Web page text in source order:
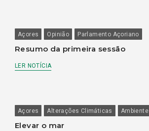
Açores Opinião Parlamento Açoriano
Resumo da primeira sessão
LER NOTÍCIA
Açores Alterações Climáticas Ambiente
Elevar o mar